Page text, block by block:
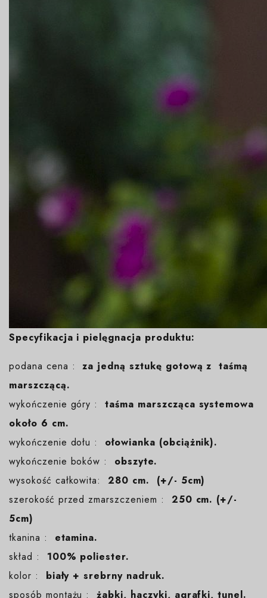
Specyfikacja i pielęgnacja produktu:
podana cena :za jedną sztukę gotową z taśmą
marszczącą.
wykończenie góry :taśma marszcząca systemowa
około 6 cm.
wykończenie dołu : ołowianka (obciążnik).
wykończenie boków : obszyte.
wysokość całkowita:280 cm. (+/- 5cm)
szerokość przed zmarszczeniem : 250 cm. (+/-
5cm)
tkanina : etamina.
skład : 100% poliester.
kolor : biały + srebrny nadruk.
sposób montażu :żabki, haczyki, agrafki, tunel.